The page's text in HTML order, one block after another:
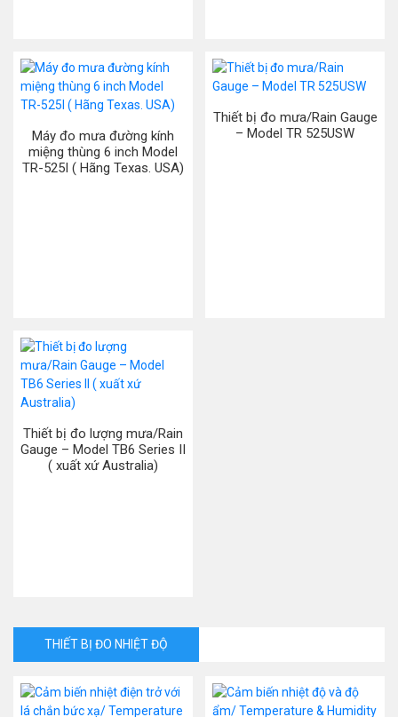
Máy đo mưa đường kính
miệng thùng 6 inch Model
TR-525I ( Hãng Texas. USA)
Thiết bị đo mưa/Rain Gauge
– Model TR 525USW
Thiết bị đo lượng mưa/Rain
Gauge – Model TB6 Series II
( xuất xứ Australia)
THIẾT BỊ ĐO NHIỆT ĐỘ